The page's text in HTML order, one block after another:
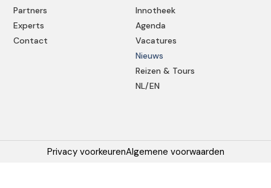
Innotheek
Agenda
Vacatures
Nieuws
Reizen & Tours
NL/EN
Partners
Experts
Contact
Privacy voorkeurenAlgemene voorwaarden